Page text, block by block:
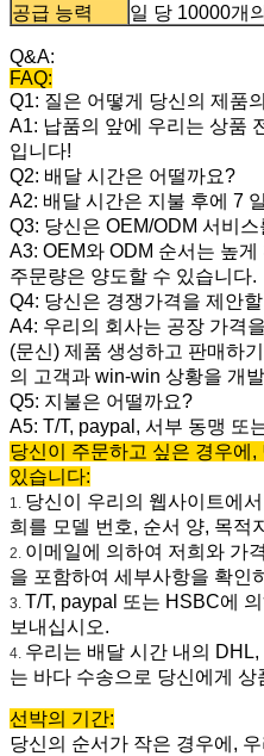
공급 능력
일 당 10000개
Q&A:
FAQ:
Q1: 질은 어떻게 당신의 제품
A1: 납품의 앞에 우리는 상품
입니다!
Q2: 배달 시간은 어떨까요?
A2: 배달 시간은 지불 후에 7
Q3: 당신은 OEM/ODM 서비
A3: OEM와 ODM 순서는 높
주문량은 양도할 수 있습니다.
Q4: 당신은 경쟁가격을 제안
A4: 우리의 회사는 공장 가격
(문신) 제품 생성하고 판매하
의 고객과 win-win 상황을 개
Q5: 지불은 어떨까요?
A5: T/T, paypal, 서부 동맹 또
당신이 주문하고 싶은 경우에
있습니다:
1. 당신이 우리의 웹사이트에
희를 모델 번호, 순서 양, 목적
2. 이메일에 의하여 저희와 가
을 포함하여 세부사항을 확인
3. T/T, paypal 또는 HSBC에
보내십시오.
4. 우리는 배달 시간 내의
는 바다 수송으로 당신에게 상
선박의 기간:
당신의 순서가 작은 경우에,